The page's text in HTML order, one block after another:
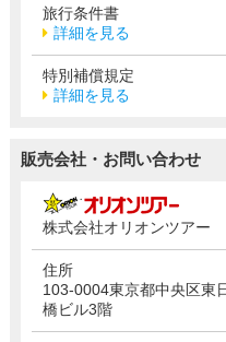
旅行条件書
詳細を見る
特別補償規定
詳細を見る
販売会社・お問い合わせ
株式会社オリオンツアー
住所
103-0004東京都中央区東
橋ビル3階